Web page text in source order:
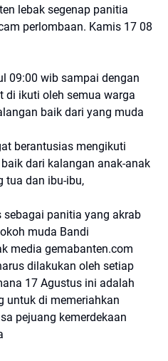
lebak segenap panitia
perlombaan. Kamis 17 08
09:00 wib sampai dengan
di ikuti oleh semua warga
baik dari yang muda
berantusias mengikuti
dari kalangan anak-anak
tua dan ibu-ibu,
panitia yang akrab
muda Bandi
media gemabanten.com
dilakukan oleh setiap
17 Agustus ini adalah
untuk di memeriahkan
pejuang kemerdekaan